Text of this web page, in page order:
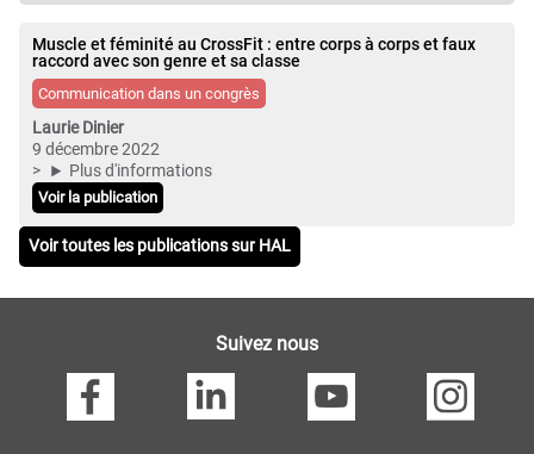
Muscle et féminité au CrossFit : entre corps à corps et faux
raccord avec son genre et sa classe
Communication dans un congrès
Laurie Dinier
9 décembre 2022
Plus d'informations
Voir la publication
Voir toutes les publications sur HAL
Suivez nous